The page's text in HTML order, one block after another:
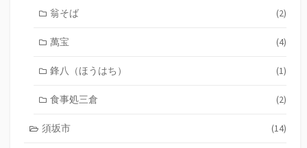
翁そば (2)
萬宝 (4)
鋒八（ほうはち） (1)
食事処三倉 (2)
須坂市 (14)